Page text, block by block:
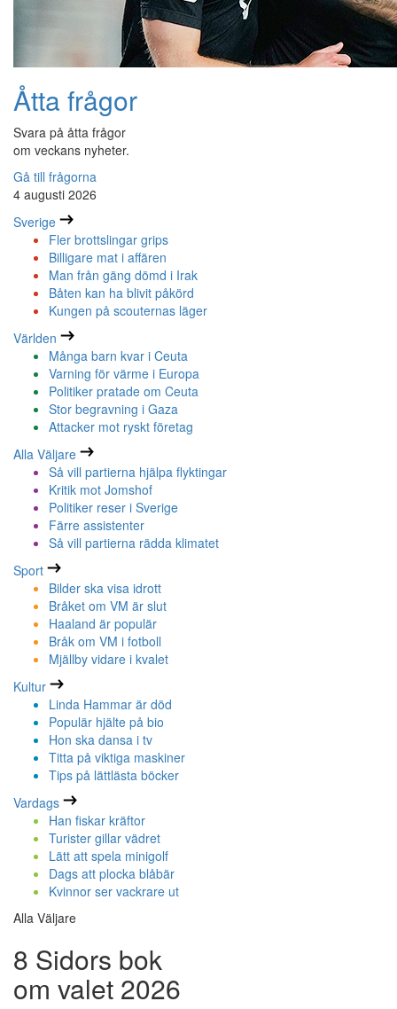
Åtta frågor
Svara på åtta frågor
om veckans nyheter.
Gå till frågorna
4 augusti 2026
Sverige
Fler brottslingar grips
Billigare mat i affären
Man från gäng dömd i Irak
Båten kan ha blivit påkörd
Kungen på scouternas läger
Världen
Många barn kvar i Ceuta
Varning för värme i Europa
Politiker pratade om Ceuta
Stor begravning i Gaza
Attacker mot ryskt företag
Alla Väljare
Så vill partierna hjälpa flyktingar
Kritik mot Jomshof
Politiker reser i Sverige
Färre assistenter
Så vill partierna rädda klimatet
Sport
Bilder ska visa idrott
Bråket om VM är slut
Haaland är populär
Bråk om VM i fotboll
Mjällby vidare i kvalet
Kultur
Linda Hammar är död
Populär hjälte på bio
Hon ska dansa i tv
Titta på viktiga maskiner
Tips på lättlästa böcker
Vardags
Han fiskar kräftor
Turister gillar vädret
Lätt att spela minigolf
Dags att plocka blåbär
Kvinnor ser vackrare ut
Alla Väljare
8 Sidors bok
om valet 2026